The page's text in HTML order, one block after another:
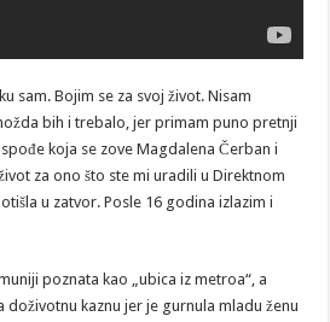
sam. Bojim se za svoj život. Nisam
bih i trebalo, jer primam puno pretnji
koja se zove Magdalena Čerban i
za ono što ste mi uradili u Direktnom
u zatvor. Posle 16 godina izlazim i
poznata kao „ubica iz metroa“, a
doživotnu kaznu jer je gurnula mladu ženu